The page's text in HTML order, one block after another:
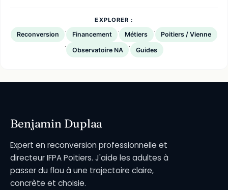
EXPLORER :
Reconversion · Financement · Métiers · Poitiers / Vienne
· Observatoire NA · Guides
Benjamin Duplaa
Expert en reconversion professionnelle et
directeur IFPA Poitiers. J'aide les adultes à
passer du flou à une trajectoire claire,
concrète et choisie.